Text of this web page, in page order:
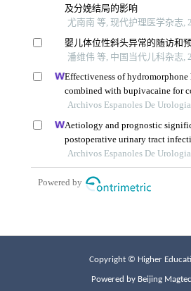
Copyright © Higher
Powered by Beijing